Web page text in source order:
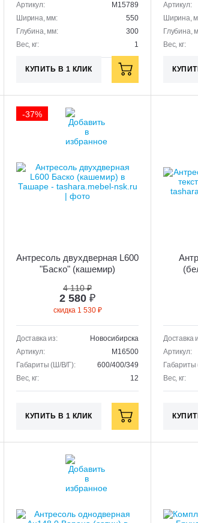
Артикул:
M15789
Ширина, мм:
550
Глубина, мм:
300
Вес, кг:
1
КУПИТЬ В 1 КЛИК
Артикул:
Ширина,
Глубина,
Вес, кг:
Антресоль двухдверная L600
"Баско" (кашемир)
4 110 ₽
2 580 ₽
скидка 1 530 ₽
Доставка из:
Новосибирска
Артикул:
M16500
Габариты (Ш/В/Г):
600/400/349
Вес, кг:
12
КУПИТЬ В 1 КЛИК
-37%
Доставка
Артикул:
Вес, кг: